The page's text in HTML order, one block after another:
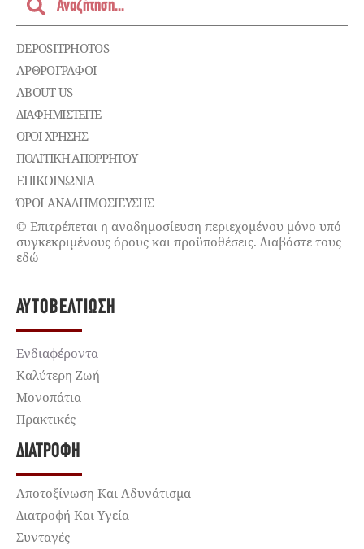
DEPOSITPHOTOS
ΑΡΘΡΟΓΡΑΦΟΙ
ABOUT US
ΔΙΑΦΗΜΙΣΤΕΊΤΕ
ΌΡΟΙ ΧΡΉΣΗΣ
ΠΟΛΙΤΙΚΉ ΑΠΟΡΡΉΤΟΥ
ΕΠΙΚΟΙΝΩΝΊΑ
ΌΡΟΙ ΑΝΑΔΗΜΟΣΙΕΥΣΗΣ
© Επιτρέπεται η αναδημοσίευση περιεχομένου μόνο υπό
συγκεκριμένους όρους και προϋποθέσεις. Διαβάστε τους
εδώ
ΑΥΤΟΒΕΛΤΊΩΣΗ
Ενδιαφέροντα
Καλύτερη Ζωή
Μονοπάτια
Πρακτικές
ΔΙΑΤΡΟΦΉ
Αποτοξίνωση Και Αδυνάτισμα
Διατροφή Και Υγεία
Συνταγές